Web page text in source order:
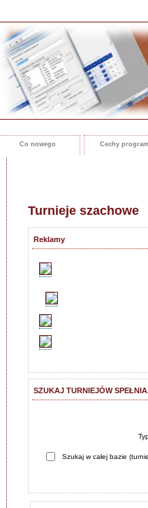
Co nowego Cechy
Turnieje szachowe
Reklamy
SZUKAJ TURNIEJÓW
Szukaj w całej bazie